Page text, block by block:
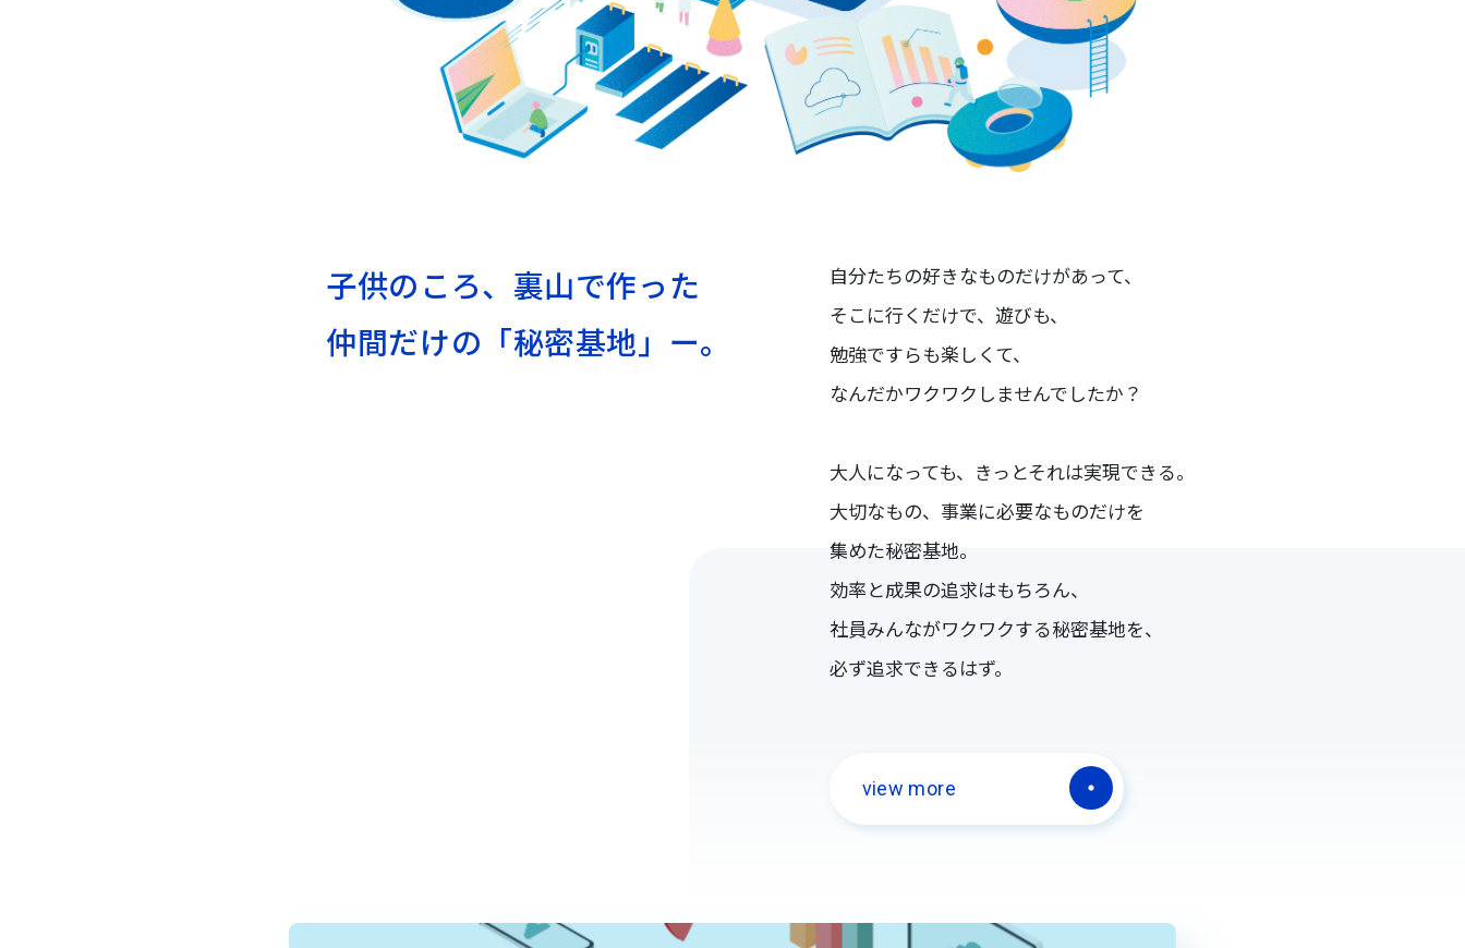
子供のころ、裏山で作った
仲間だけの「秘密基地」ー。
自分たちの好きなものだけがあって、
そこに行くだけで、遊びも、
勉強ですらも楽しくて、
なんだかワクワクしませんでしたか？
大人になっても、きっとそれは実現できる。
大切なもの、事業に必要なものだけを
集めた秘密基地。
効率と成果の追求はもちろん、
社員みんながワクワクする秘密基地を、
必ず追求できるはず。
view more